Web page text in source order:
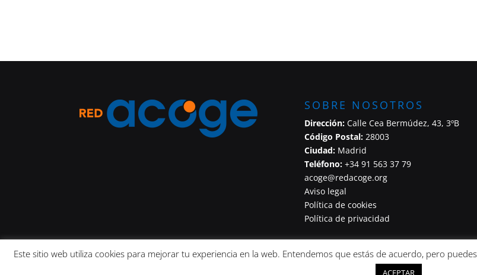
SOBRE NOSOTROS
Dirección:Calle Cea Bermúdez, 43, 3ºB
Código Postal:28003
Ciudad:Madrid
Teléfono:+34 91 563 37 79
acoge@redacoge.org
Aviso legal
Política de cookies
Política de privacidad
Este sitio web utiliza cookies para mejorar tu experiencia en la web. Entendemos que estás de acuerdo, pero
ACEPTAR